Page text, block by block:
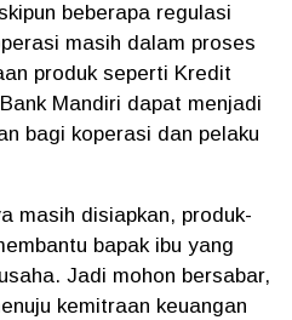
beberapa regulasi
masih dalam proses
produk seperti Kredit
Mandiri dapat menjadi
bagi koperasi dan pelaku
masih disiapkan, produk-
bapak ibu yang
Jadi mohon bersabar,
kemitraan keuangan